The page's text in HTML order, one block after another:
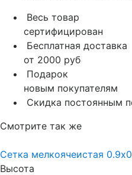
Весь товар
сертифицирован
Бесплатная доставка
от 2000 руб
Подарок
новым покупателям
Скидка постоянным
Смотрите так же
Сетка мелкоячеистая
Высота